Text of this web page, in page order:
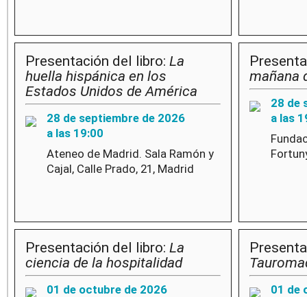
Presentación del libro: La
huella hispánica en los
Estados Unidos de América
28 de septiembre de 2026
a las 19:00
Ateneo de Madrid. Sala Ramón y
Cajal, Calle Prado, 21, Madrid
mañana
28 de
a las
Presentación del libro: La
ciencia de la hospitalidad
01 de octubre de 2026
01 de